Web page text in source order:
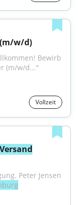
(m/w/d)
Bewirb
(m/w/d..."
Vollzeit
Versand
Peter Jensen